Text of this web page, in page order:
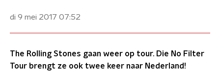
di 9 mei 2017 07:52
The Rolling Stones gaan weer op tour. Die No Filter
Tour brengt ze ook twee keer naar Nederland!